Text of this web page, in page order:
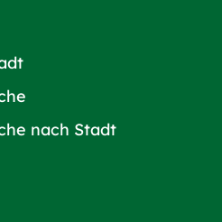
nach Stadt